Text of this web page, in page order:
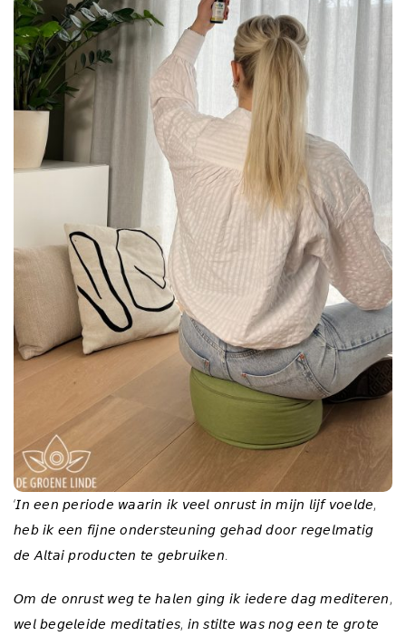
‘𝘐𝘯 𝘦𝘦𝘯 𝘱𝘦𝘳𝘪𝘰𝘥𝘦 𝘸𝘢𝘢𝘳𝘪𝘯 𝘪𝘬 𝘷𝘦𝘦𝘭 𝘰𝘯𝘳𝘶𝘴𝘵 𝘪𝘯 𝘮𝘪𝘫𝘯 𝘭𝘪𝘫𝘧 𝘷𝘰𝘦𝘭𝘥𝘦,
𝘩𝘦𝘣 𝘪𝘬 𝘦𝘦𝘯 𝘧𝘪𝘫𝘯𝘦 𝘰𝘯𝘥𝘦𝘳𝘴𝘵𝘦𝘶𝘯𝘪𝘯𝘨 𝘨𝘦𝘩𝘢𝘥 𝘥𝘰𝘰𝘳 𝘳𝘦𝘨𝘦𝘭𝘮𝘢𝘵𝘪𝘨
𝘥𝘦 𝘈𝘭𝘵𝘢𝘪 𝘱𝘳𝘰𝘥𝘶𝘤𝘵𝘦𝘯 𝘵𝘦 𝘨𝘦𝘣𝘳𝘶𝘪𝘬𝘦𝘯.
𝘖𝘮 𝘥𝘦 𝘰𝘯𝘳𝘶𝘴𝘵 𝘸𝘦𝘨 𝘵𝘦 𝘩𝘢𝘭𝘦𝘯 𝘨𝘪𝘯𝘨 𝘪𝘬 𝘪𝘦𝘥𝘦𝘳𝘦 𝘥𝘢𝘨 𝘮𝘦𝘥𝘪𝘵𝘦𝘳𝘦𝘯,
𝘸𝘦𝘭 𝘣𝘦𝘨𝘦𝘭𝘦𝘪𝘥𝘦 𝘮𝘦𝘥𝘪𝘵𝘢𝘵𝘪𝘦𝘴, 𝘪𝘯 𝘴𝘵𝘪𝘭𝘵𝘦 𝘸𝘢𝘴 𝘯𝘰𝘨 𝘦𝘦𝘯 𝘵𝘦 𝘨𝘳𝘰𝘵𝘦